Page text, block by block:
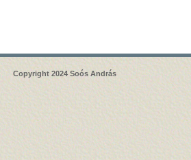
Copyright 2024 Soós András